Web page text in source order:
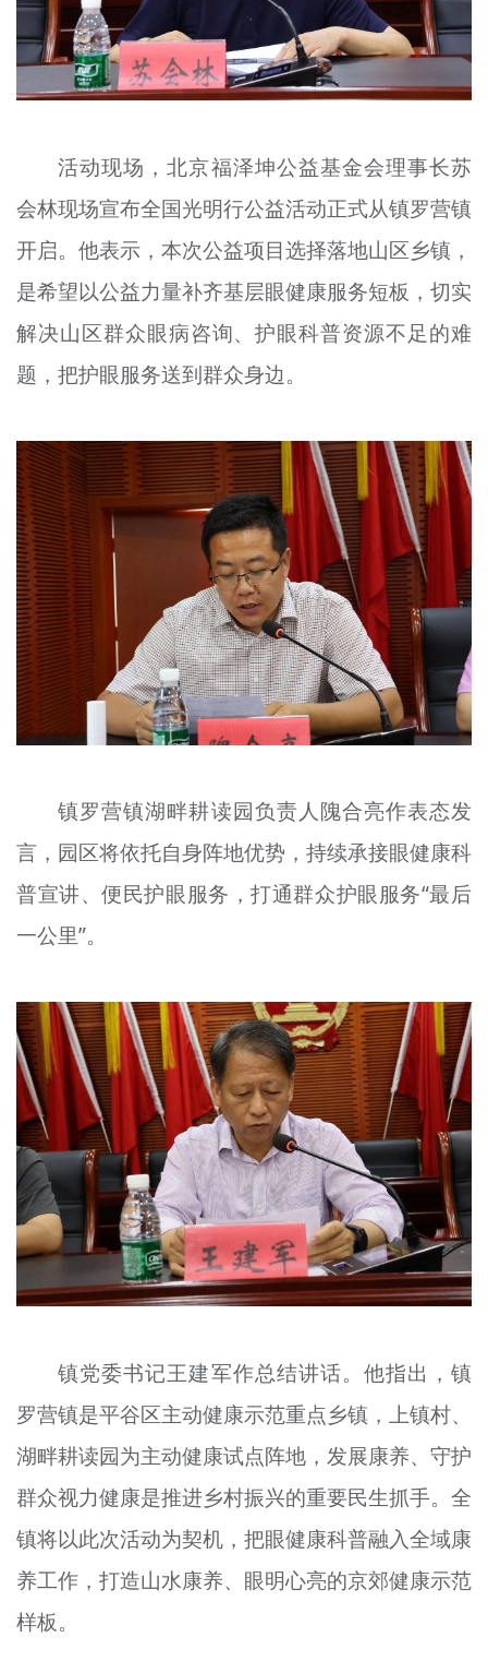
活动现场，北京福泽坤公益基金会理事长苏
会林现场宣布全国光明行公益活动正式从镇罗营镇
开启。他表示，本次公益项目选择落地山区乡镇，
是希望以公益力量补齐基层眼健康服务短板，切实
解决山区群众眼病咨询、护眼科普资源不足的难
题，把护眼服务送到群众身边。
镇罗营镇湖畔耕读园负责人隗合亮作表态发
言，园区将依托自身阵地优势，持续承接眼健康科
普宣讲、便民护眼服务，打通群众护眼服务“最后
一公里”。
镇党委书记王建军作总结讲话。他指出，镇
罗营镇是平谷区主动健康示范重点乡镇，上镇村、
湖畔耕读园为主动健康试点阵地，发展康养、守护
群众视力健康是推进乡村振兴的重要民生抓手。全
镇将以此次活动为契机，把眼健康科普融入全域康
养工作，打造山水康养、眼明心亮的京郊健康示范
样板。